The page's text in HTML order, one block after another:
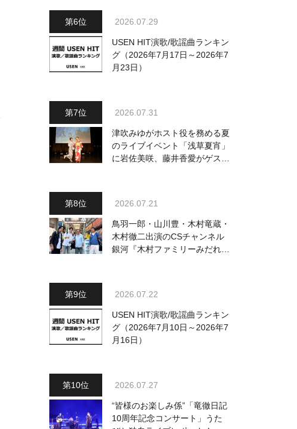
2026.07.29
USEN HIT演歌/歌謡曲ランキン
グ（2026年7月17日～2026年7
月23日）
2026.07.31
津吹みゆがホスト役を務める夏
のライブイベント「浅草夏宵」
に岩佐美咲、藤井香愛がゲスト
2026.07.21
鳥羽一郎・山川豊・木村竜蔵・
木村徹二出演のCSチャンネル
銀河『木村ファミリーみだれ旅
2026.07.22
USEN HIT演歌/歌謡曲ランキン
グ（2026年7月10日～2026年7
月16日）
2026.07.27
“皆様のお楽しみ係”「竜徹日記
10周年記念コンサート」うた